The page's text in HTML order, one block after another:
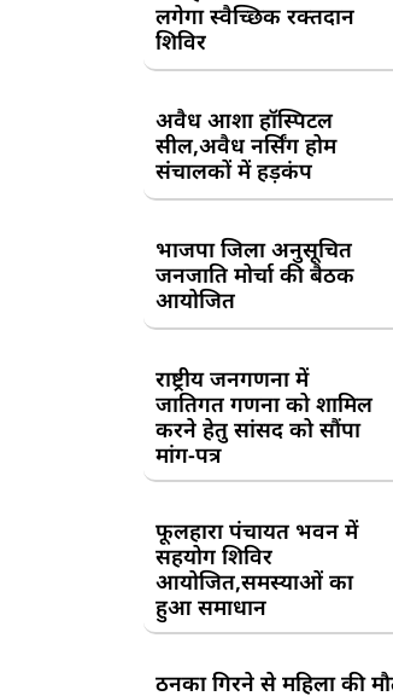
लगेगा स्वैच्छिक रक्तदान
शिविर
अवैध आशा हॉस्पिटल
सील,अवैध नर्सिंग होम
संचालकों में हड़कंप
भाजपा जिला अनुसूचित
जनजाति मोर्चा की बैठक
आयोजित
राष्ट्रीय जनगणना में
जातिगत गणना को शामिल
करने हेतु सांसद को सौंपा
मांग-पत्र
फूलहारा पंचायत भवन में
सहयोग शिविर
आयोजित,समस्याओं का
हुआ समाधान
ठनका गिरने से महिला की